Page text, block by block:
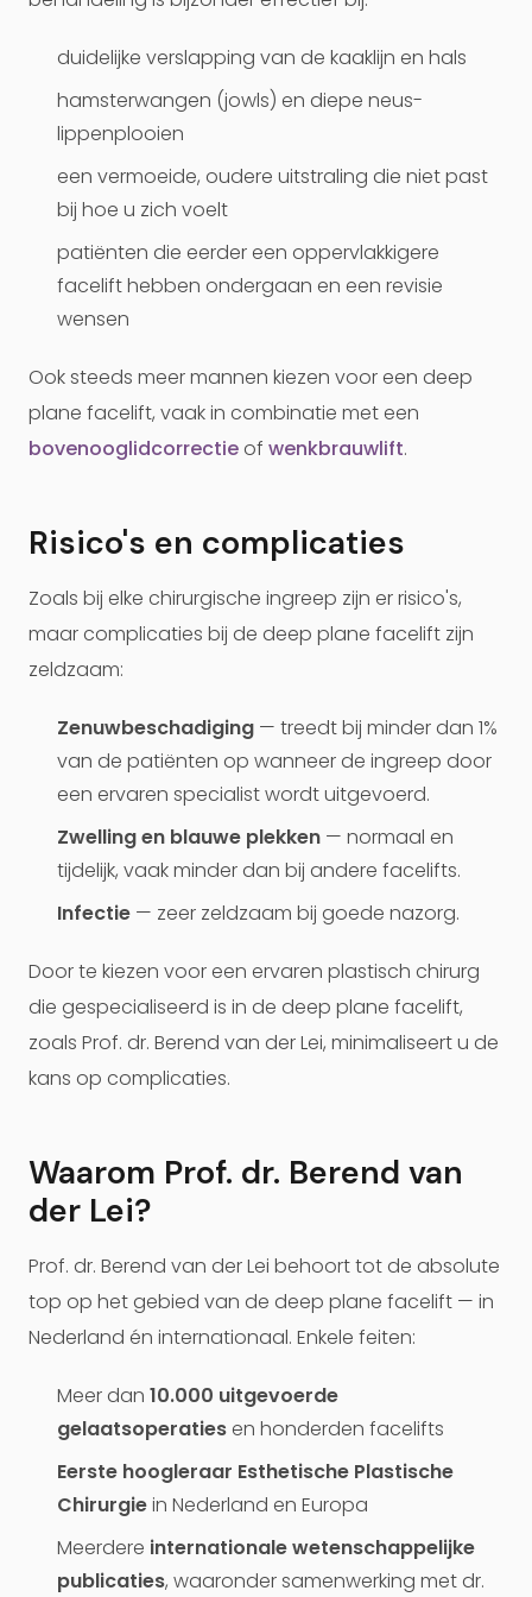
duidelijke verslapping van de kaaklijn en hals
hamsterwangen (jowls) en diepe neus-
lippenplooien
een vermoeide, oudere uitstraling die niet past
bij hoe u zich voelt
patiënten die eerder een oppervlakkigere
facelift hebben ondergaan en een revisie
wensen
Ook steeds meer mannen kiezen voor een deep
plane facelift, vaak in combinatie met een
bovenooglidcorrectieof wenkbrauwlift.
Risico's en complicaties
Zoals bij elke chirurgische ingreep zijn er risico's,
maar complicaties bij de deep plane facelift zijn
zeldzaam:
Zenuwbeschadiging — treedt bij minder dan 1%
van de patiënten op wanneer de ingreep door
een ervaren specialist wordt uitgevoerd.
Zwelling en blauwe plekken — normaal en
tijdelijk, vaak minder dan bij andere facelifts.
Infectie — zeer zeldzaam bij goede nazorg.
Door te kiezen voor een ervaren plastisch chirurg
die gespecialiseerd is in de deep plane facelift,
zoals Prof. dr. Berend van der Lei, minimaliseert u de
kans op complicaties.
Waarom Prof. dr. Berend van
der Lei?
Prof. dr. Berend van der Lei behoort tot de absolute
top op het gebied van de deep plane facelift — in
Nederland én internationaal. Enkele feiten:
Meer dan 10.000 uitgevoerde
gelaatsoperatiesen honderden facelifts
Eerste hoogleraar Esthetische Plastische
Chirurgiein Nederland en Europa
Meerdere internationale wetenschappelijke
publicaties, waaronder samenwerking met dr.